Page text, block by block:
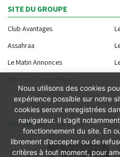
SITE DU GROUPE
Club Avantages
Assahraa
Le Matin Annonces
NOTRE APPLICATION
Nous utilisons des cookies
expérience possible sur notre
cookies seront enregistrées
navigateur. Il s’agit
fonctionnement du site. En
librement d’accepter ou de
critères à tout moment, pour